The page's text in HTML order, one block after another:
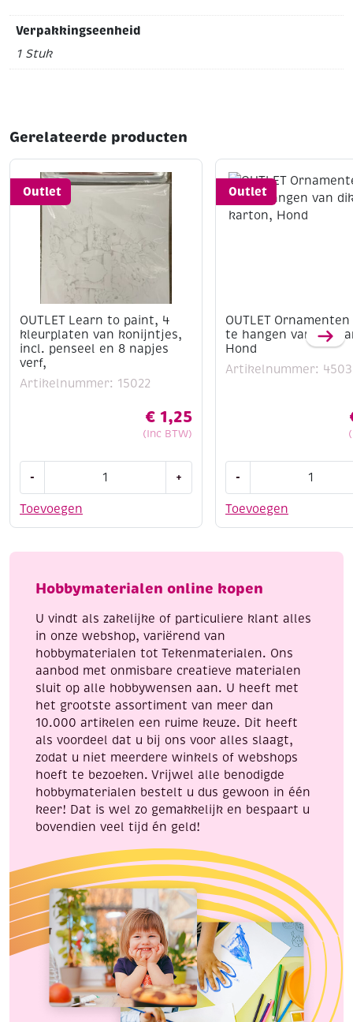
Verpakkingseenheid
1 Stuk
Gerelateerde producten
Outlet
OUTLET Learn to paint, 4
kleurplaten van konijntjes,
incl. penseel en 8 napjes
verf,
Artikelnummer: 15022
€ 1,25
(Inc BTW)
Toevoegen
-
to
kleurplaten
konijntjes,
penseel
napjes
verf,
aantal
+
Outlet
OUTLET
te hangen van dik
Hond
Artikelnummer:
Toevoegen
-
om
hangen
dik
Hond
Hobbymaterialen online kopen
U vindt als zakelijke of particuliere klant alles
in onze webshop, variërend van
hobbymaterialen tot Tekenmaterialen. Ons
aanbod met onmisbare creatieve materialen
sluit op alle hobbywensen aan. U heeft met
het grootste assortiment van meer dan
10.000 artikelen een ruime keuze. Dit heeft
als voordeel dat u bij ons voor alles slaagt,
zodat u niet meerdere winkels of webshops
hoeft te bezoeken. Vrijwel alle benodigde
hobbymaterialen bestelt u dus gewoon in één
keer! Dat is wel zo gemakkelijk en bespaart u
bovendien veel tijd én geld!